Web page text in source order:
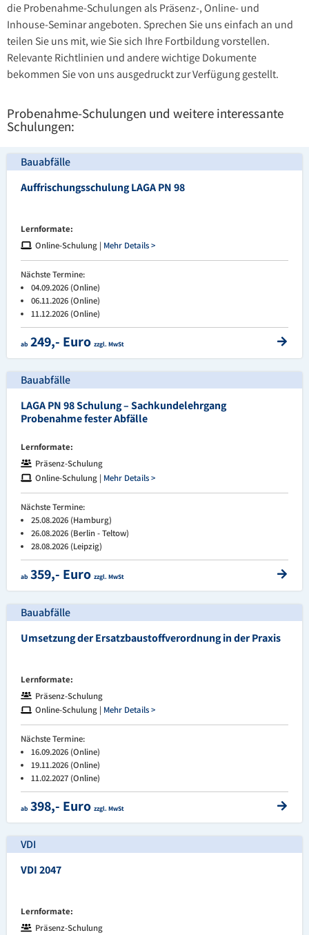
die Probenahme-Schulungen als Präsenz-, Online- und
Inhouse-Seminar angeboten. Sprechen Sie uns einfach an und
teilen Sie uns mit, wie Sie sich Ihre Fortbildung vorstellen.
Relevante Richtlinien und andere wichtige Dokumente
bekommen Sie von uns ausgedruckt zur Verfügung gestellt.
Probenahme-Schulungen und weitere interessante
Schulungen:
Bauabfälle
Auffrischungsschulung LAGA PN 98
Lernformate:
Online-Schulung | Mehr Details >
Nächste Termine:
04.09.2026 (Online)
06.11.2026 (Online)
11.12.2026 (Online)
ab 249,- Euro zzgl. MwSt
Bauabfälle
LAGA PN 98 Schulung – Sachkundelehrgang
Probenahme fester Abfälle
Lernformate:
Präsenz-Schulung
Online-Schulung | Mehr Details >
Nächste Termine:
25.08.2026 (Hamburg)
26.08.2026 (Berlin - Teltow)
28.08.2026 (Leipzig)
ab 359,- Euro zzgl. MwSt
Bauabfälle
Umsetzung der Ersatzbaustoffverordnung in der Praxis
Lernformate:
Präsenz-Schulung
Online-Schulung | Mehr Details >
Nächste Termine:
16.09.2026 (Online)
19.11.2026 (Online)
11.02.2027 (Online)
ab 398,- Euro zzgl. MwSt
VDI
VDI 2047
Lernformate:
Präsenz-Schulung